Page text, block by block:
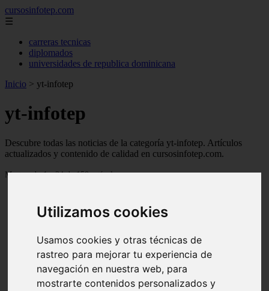
Utilizamos cookies
Usamos cookies y otras técnicas de
rastreo para mejorar tu experiencia de
navegación en nuestra web, para
mostrarte contenidos personalizados y
cursosinfotep.com
☰
carreras tecnicas
diplomados
universidades de republica dominicana
Inicio > yt-infotep
yt-infotep
Descubre todas las noticias de la categoría yt-infotep. Artículos
actualizados y contenido de calidad en cursosinfotep.com.
Mostrando 1 - 24 de 150 artículos